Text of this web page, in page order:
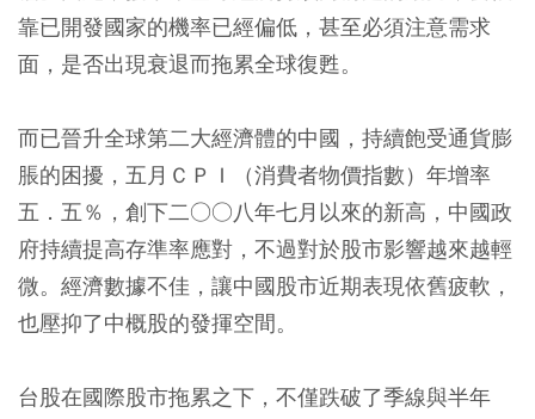
靠已開發國家的機率已經偏低，甚至必須注意需求
面，是否出現衰退而拖累全球復甦。
而已晉升全球第二大經濟體的中國，持續飽受通貨膨
脹的困擾，五月ＣＰＩ（消費者物價指數）年增率
五．五％，創下二○○八年七月以來的新高，中國政
府持續提高存準率應對，不過對於股市影響越來越輕
微。經濟數據不佳，讓中國股市近期表現依舊疲軟，
也壓抑了中概股的發揮空間。
台股在國際股市拖累之下，不僅跌破了季線與半年